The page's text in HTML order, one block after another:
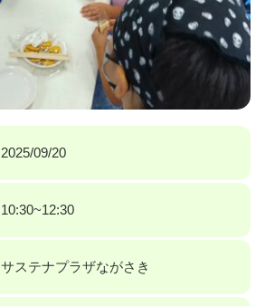
2025/09/20
10:30~12:30
サステナプラザながさき